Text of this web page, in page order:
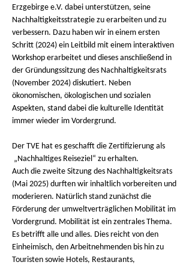
Erzgebirge e.V. dabei unterstützen, seine
Nachhaltigkeitsstrategie zu erarbeiten und zu
verbessern. Dazu haben wir in einem ersten
Schritt (2024) ein Leitbild mit einem interaktiven
Workshop erarbeitet und dieses anschließend in
der Gründungssitzung des Nachhaltigkeitsrats
(November 2024) diskutiert. Neben
ökonomischen, ökologischen und sozialen
Aspekten, stand dabei die kulturelle Identität
immer wieder im Vordergrund.
Der TVE hat es geschafft die Zertifizierung als
„Nachhaltiges Reiseziel“ zu erhalten.
Auch die zweite Sitzung des Nachhaltigkeitsrats
(Mai 2025) durften wir inhaltlich vorbereiten und
moderieren. Natürlich stand zunächst die
Förderung der umweltverträglichen Mobilität im
Vordergrund. Mobilität ist ein zentrales Thema.
Es betrifft alle und alles. Dies reicht von den
Einheimisch, den Arbeitnehmenden bis hin zu
Touristen sowie Hotels, Restaurants,